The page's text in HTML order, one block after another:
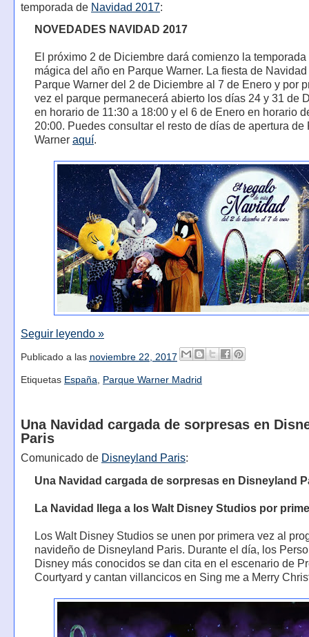
temporada de Navidad 2017:
NOVEDADES NAVIDAD 2017
El próximo 2 de Diciembre dará comienzo la temporada
mágica del año en Parque Warner. La fiesta de
Parque Warner del 2 de Diciembre al 7 de Enero y por
vez el parque permanecerá abierto los días 24 y 31 de
en horario de 11:30 a 18:00 y el 6 de Enero en horario
20:00. Puedes consultar el resto de días de apertura de
Warner aquí.
Seguir leyendo »
Publicado a las noviembre 22, 2017
Etiquetas España, Parque Warner Madrid
Una Navidad cargada de sorpresas en
Paris
Comunicado de Disneyland Paris:
Una Navidad cargada de sorpresas en Disneyland
La Navidad llega a los Walt Disney Studios por
Los Walt Disney Studios se unen por primera vez al
navideño de Disneyland Paris. Durante el día, los
Disney más conocidos se dan cita en el escenario de
Courtyard y cantan villancicos en Sing me a Merry